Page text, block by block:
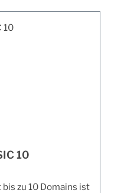
10
zu 10 Domains ist